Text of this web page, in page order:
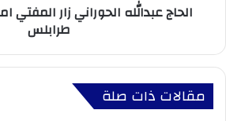
الحاج عبدالله الحوراني زار المفتي
طرابلس
مقالات ذات صلة